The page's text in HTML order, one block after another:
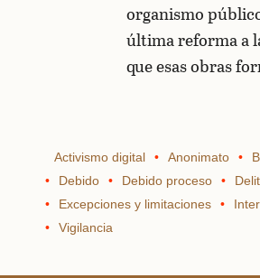
organismo
última reforma a
que esas obras
Activismo digital Anonimato
Debido
Debido proceso
Excepciones y limitaciones
Vigilancia